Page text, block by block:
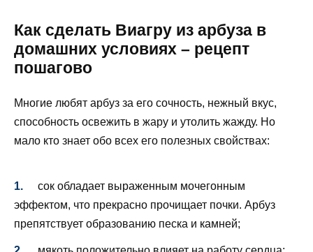
Как сделать Виагру из арбуза в
домашних условиях – рецепт
пошагово
Многие любят арбуз за его сочность, нежный вкус,
способность освежить в жару и утолить жажду. Но
мало кто знает обо всех его полезных свойствах:
сок обладает выраженным мочегонным
эффектом, что прекрасно прочищает почки. Арбуз
препятствует образованию песка и камней;